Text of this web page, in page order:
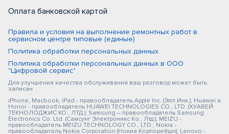
Оплата банковской картой
Правила и условия на выполнение ремонтных работ в
сервисном центре типовые (единые)
Политика обработки персональных данных
Политика обработки персональных данных в ООО
"Цифровой сервис"
Для улучшения качества обслуживания ваш разговор может быть
записан
iPhone, Macbook, iPad - правообладатель Apple Inc. (Эпл Инк.); Huawei и
Honor - правообладатель HUAWEI TECHNOLOGIES CO., LTD. (ХУАВЕЙ
ТЕКНОЛОДЖИС КО., ЛТД.); Samsung – правообладатель Samsung
Electronics Co. Ltd. (Самсунг Электроникс Ко., Лтд.); MEIZU -
правообладатель MEIZU TECHNOLOGY CO., LTD.; Nokia -
правообладатель Nokia Corporation (Нокиа Корпорейшн); Lenovo -